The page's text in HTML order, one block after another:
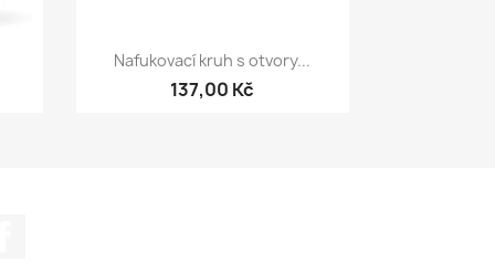
Rychlý náhled
Nafukovací kruh s otvory...
137,00 Kč